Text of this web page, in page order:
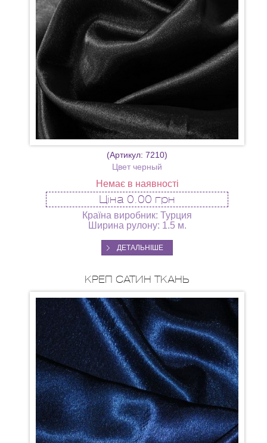
(Артикул: 7210)
Цвет черный
Немає в наявності
Ціна 0.00 грн
Країна виробник: Турция
Ширина рулону: 1.5 м.
ДЕТАЛЬНІШЕ
КРЕП САТИН ТКАНЬ